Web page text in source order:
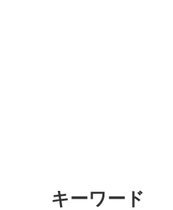
キーワード